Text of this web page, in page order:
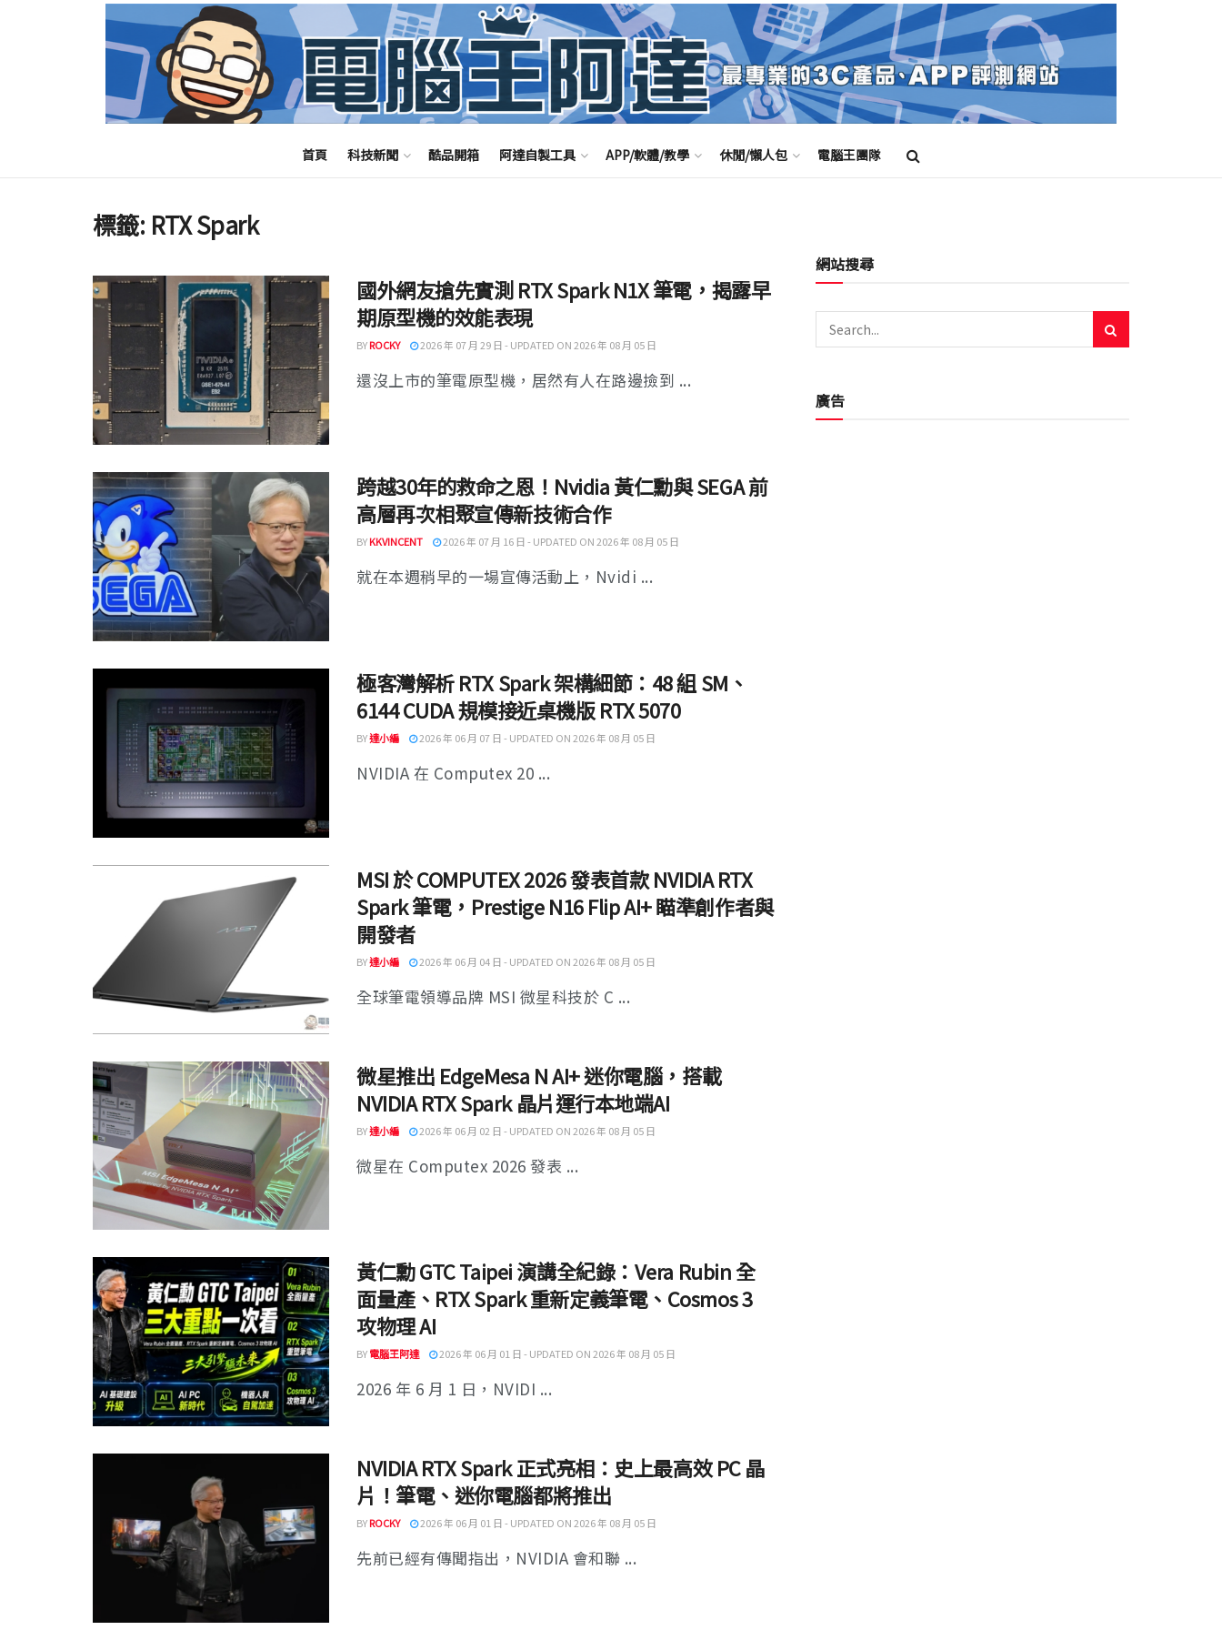
首頁 科技新聞 酷品開箱 阿達自製工具 APP/軟體/教學 休閒/懶人包 電腦王團隊
標籤: RTX Spark
國外網友搶先實測 RTX Spark N1X 筆電，揭露早
期原型機的效能表現
BYROCKY 2026 年 07 月 29 日 - UPDATED ON 2026 年 08 月 05 日
還沒上市的筆電原型機，居然有人在路邊撿到 ...
跨越30年的救命之恩！Nvidia 黃仁勳與 SEGA 前
高層再次相聚宣傳新技術合作
BYKKVINCENT 2026 年 07 月 16 日 - UPDATED ON 2026 年 08 月 05 日
就在本週稍早的一場宣傳活動上，Nvidi ...
極客灣解析 RTX Spark 架構細節：48 組 SM、
6144 CUDA 規模接近桌機版 RTX 5070
BY達小編 2026 年 06 月 07 日 - UPDATED ON 2026 年 08 月 05 日
NVIDIA 在 Computex 20 ...
MSI 於 COMPUTEX 2026 發表首款 NVIDIA RTX
Spark 筆電，Prestige N16 Flip AI+ 瞄準創作者與
開發者
BY達小編 2026 年 06 月 04 日 - UPDATED ON 2026 年 08 月 05 日
全球筆電領導品牌 MSI 微星科技於 C ...
微星推出 EdgeMesa N AI+ 迷你電腦，搭載
NVIDIA RTX Spark 晶片運行本地端AI
BY達小編 2026 年 06 月 02 日 - UPDATED ON 2026 年 08 月 05 日
微星在 Computex 2026 發表 ...
黃仁勳 GTC Taipei 演講全紀錄：Vera Rubin 全
面量產、RTX Spark 重新定義筆電、Cosmos 3
攻物理 AI
BY電腦王阿達 2026 年 06 月 01 日 - UPDATED ON 2026 年 08 月 05 日
2026 年 6 月 1 日，NVIDI ...
NVIDIA RTX Spark 正式亮相：史上最高效 PC 晶
片！筆電、迷你電腦都將推出
BYROCKY 2026 年 06 月 01 日 - UPDATED ON 2026 年 08 月 05 日
先前已經有傳聞指出，NVIDIA 會和聯 ...
網站搜尋
廣告